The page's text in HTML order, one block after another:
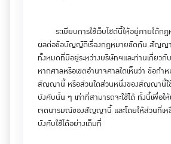
5. ไม่ว่าในกรณีใด ๆ ท่านใช้บริการการ
การให้บริการ หรือกลุ่มบุคคลที่สาม อาจทำใ
โยงไปยังเว็บไซต์หรือ แหล่งข้อมูลอื่น ๆ และเนื่
เป็นฝ่ายควบคุมเว็บไซต์ หรือแหล่งข้อมูลนั้น
รับผิดชอบ และไม่รับรอง ในกรณีที่ท่านไม่สาม
ระเบียบการใช้เว็บไซต์นี้ให้อยู่ภายใต้ก
ผลต่อข้อบัญญัติเรื่องกฎหมายขัดกัน สัญญ
ทั้งหมดที่มีอยู่ระหว่างบริษัทฯและท่านเกี่ยวกับ
หากศาลหรือเขตอำนาจศาลใดเห็นว่า ข้อกำห
สัญญานี้ หรือส่วนใดส่วนหนึ่งของสัญญานี้ใช้
บังคับนั้น ๆ เท่าที่สามารถจะใช้ได้ ทั้งนี้เพื่อใ
เจตนารมณ์ของสัญญานี้ และโดยให้ส่วนที่
บังคับใช้ได้อย่างเต็มที่